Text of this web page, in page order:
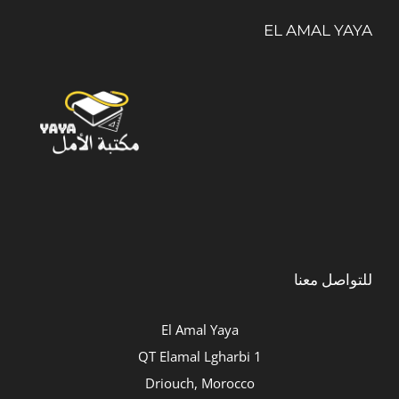
EL AMAL YAYA
للتواصل معنا
El Amal Yaya
QT Elamal Lgharbi 1
Driouch, Morocco